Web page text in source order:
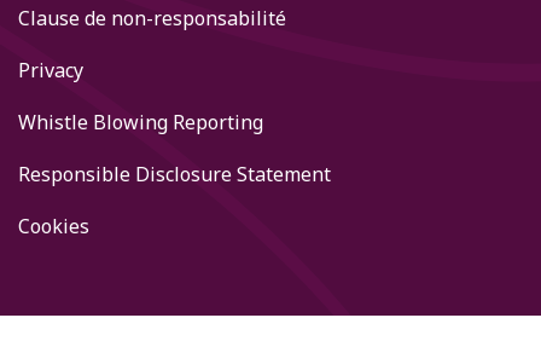
Clause de non-responsabilité
Privacy
Whistle Blowing Reporting
Responsible Disclosure Statement
Cookies